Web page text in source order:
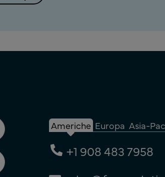
Americhe Europa Asia-
+1 908 483 7958